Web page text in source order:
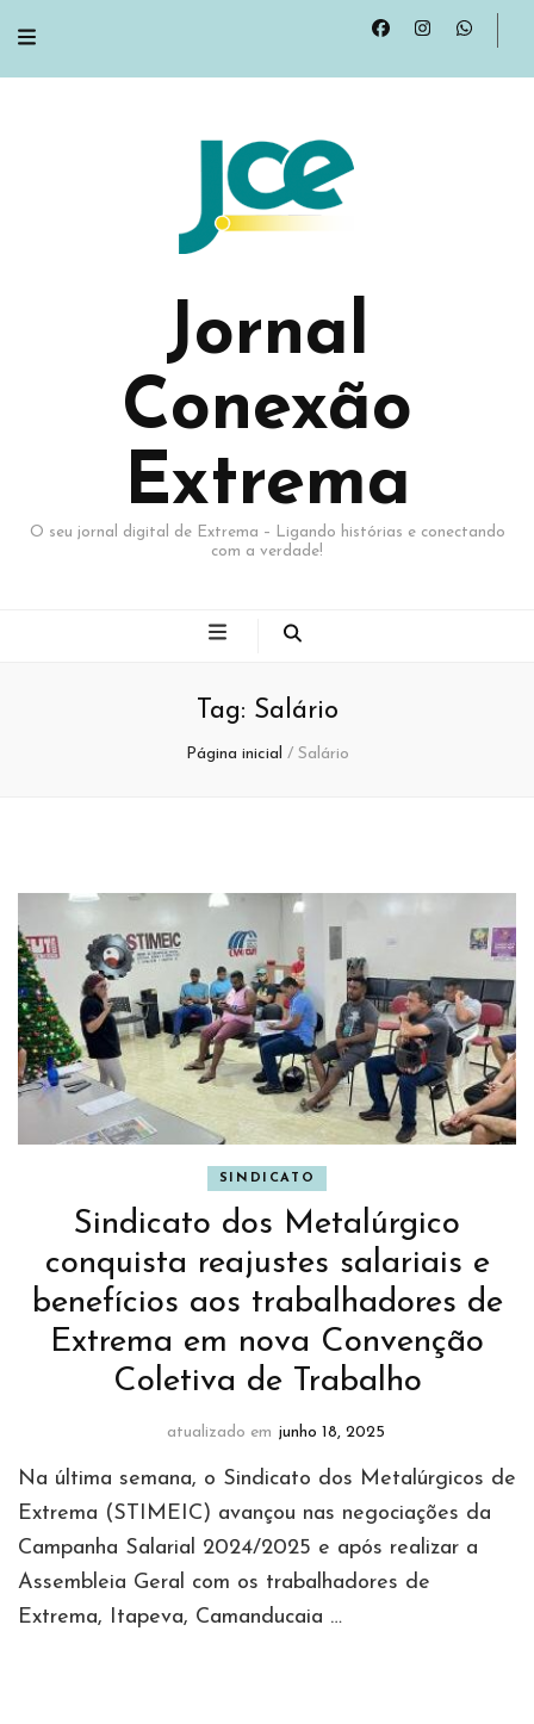
Jornal
Conexão
Extrema
O seu jornal digital de Extrema – Ligando histórias e conectando
com a verdade!
Tag: Salário
Página inicial / Salário
SINDICATO
Sindicato dos Metalúrgico
conquista reajustes salariais e
benefícios aos trabalhadores de
Extrema em nova Convenção
Coletiva de Trabalho
atualizado em junho 18, 2025
Na última semana, o Sindicato dos Metalúrgicos de
Extrema (STIMEIC) avançou nas negociações da
Campanha Salarial 2024/2025 e após realizar a
Assembleia Geral com os trabalhadores de
Extrema, Itapeva, Camanducaia …